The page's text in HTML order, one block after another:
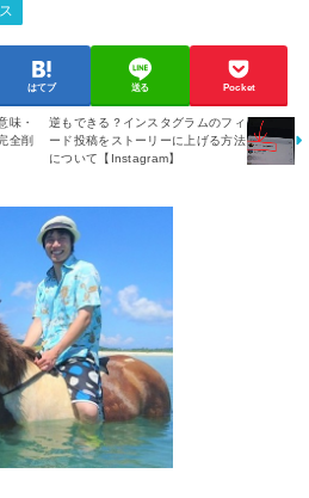
はてブ 送る Pocket
味・
全削
逆もできる？インスタグラムのフィ
ード投稿をストーリーに上げる方法
について【Instagram】